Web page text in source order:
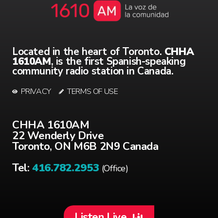
Located in the heart of Toronto. CHHA
1610AM, is the first Spanish-speaking
community radio station in Canada.
PRIVACY TERMS OF USE
CHHA 1610AM
22 Wenderly Drive
Toronto, ON M6B 2N9 Canada
Tel:416.782.2953 (Office)